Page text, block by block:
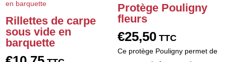
Rillettes de carpe
sous vide en
barquette
Protège Pouligny
fleurs
€25,50 TTC
Ce protège Pouligny permet de